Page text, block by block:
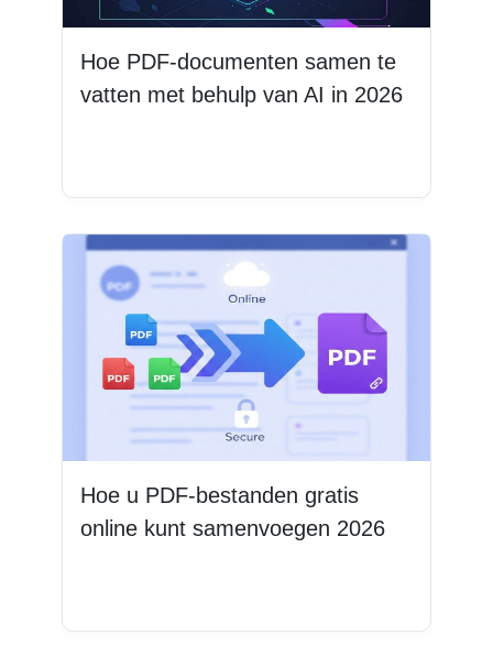
Hoe PDF-documenten samen te
vatten met behulp van AI in 2026
Hoe u PDF-bestanden gratis
online kunt samenvoegen 2026